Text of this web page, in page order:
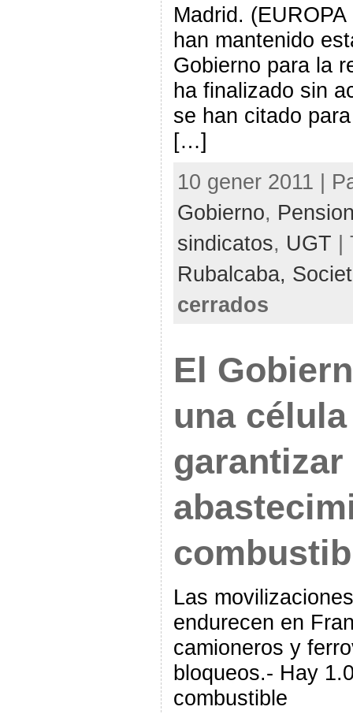
Madrid.
han mantenido
Gobierno para la
ha finalizado sin
se han citado
[…]
10 gener 2011 |
Gobierno,
sindicatos, UGT |
Rubalcaba,
cerrados
El
una
garantizar
Las
endurecen en
camioneros y
bloqueos.- Hay
combustible